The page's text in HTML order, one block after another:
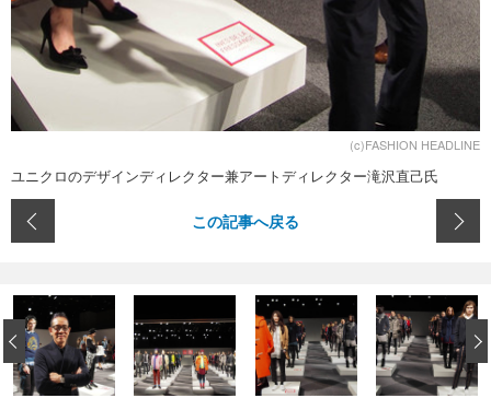
(c)FASHION HEADLINE
ユニクロのデザインディレクター兼アートディレクター滝沢直己氏
この記事へ戻る
‹